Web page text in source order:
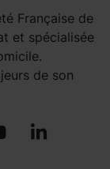
Française de
et spécialisée
de son